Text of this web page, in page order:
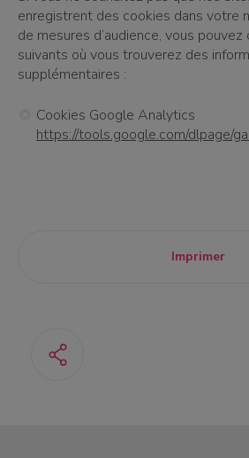
enregistrent des cookies dans votre
de mesures d’audience, vous
suivants où vous trouverez des
supplémentaires :
Cookies Google Analytics
https://tools.google.com/dlpage/
Imprimer